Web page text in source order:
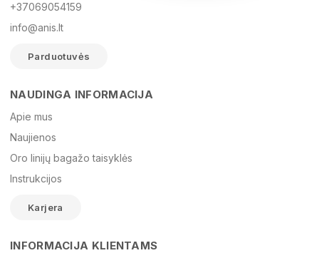
El. paštas
Žinutė
+37069054159
info@anis.lt
Parduotuvės
NAUDINGA INFORMACIJA
Apie mus
Naujienos
Oro linijų bagažo taisyklės
Instrukcijos
Karjera
INFORMACIJA KLIENTAMS